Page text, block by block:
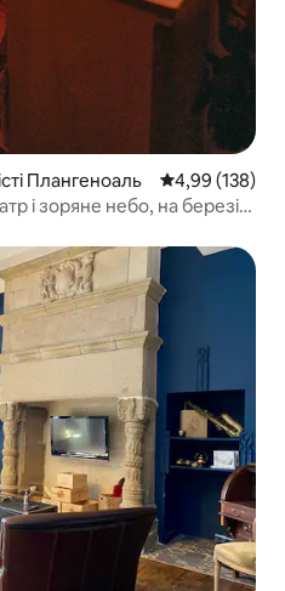
Плангеноаль Середня
4,99 (138)
і зоряне небо, на березі